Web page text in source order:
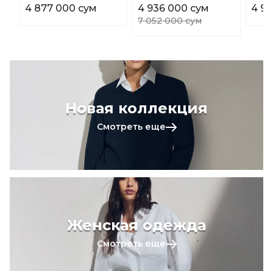
4 877 000 сум 4 936 000 сум
7 052 000 сум
4
Новая коллекция
Смотреть еще
Женская одежда
Смотреть еще